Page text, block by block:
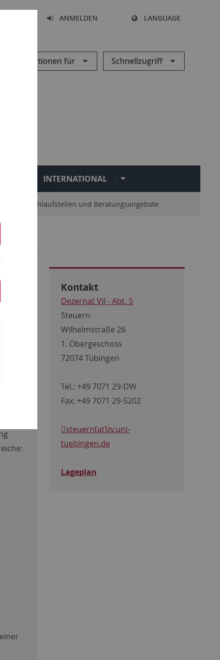
ANMELDEN LANGUAGE
Informationen für Schnellzugriff
INTERNATIONAL
Zentrale Anlaufstellen und Beratungsangebote
Kontakt
Dezernat VII - Abt. 5
Steuern
Wilhelmstraße 26
1. Obergeschoss
72074 Tübingen
Tel.: +49 7071 29-DW
Fax: +49 7071 29-5202
steuern[at]zv.uni-
tuebingen.de
Lageplan